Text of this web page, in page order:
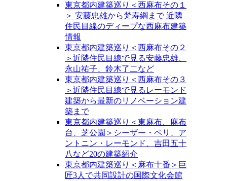
東京都内建築巡り＜西麻布その１
＞ 安藤忠雄から梵寿綱まで 近隣
住民目線のディープな西麻布建築
情報
東京都内建築巡り＜西麻布その２
＞近隣住民目線で見る安藤忠雄、
永山祐子、鈴木了二など
東京都内建築巡り＜西麻布その３
＞近隣住民目線で見るレーモンド
建築から最新のリノベーション建
築まで
東京都内建築巡り＜東麻布、麻布
台、芝公園＞シーザー・ペリ、ア
ントニン・レーモンド、吉田五十
八など20の建築紹介
東京都内建築巡り＜麻布十番＞巨
匠3人で共同設計の国際文化会館